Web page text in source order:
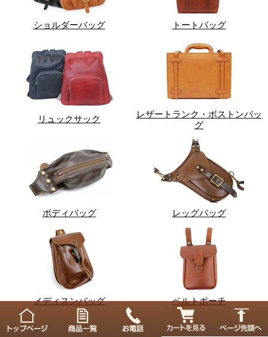
ショルダーバッグ トートバッグ
リュックサック
レザートランク・ボストンバッ
グ
ボディバッグ レッグバッグ
メディスンバッグ ベルトポーチ